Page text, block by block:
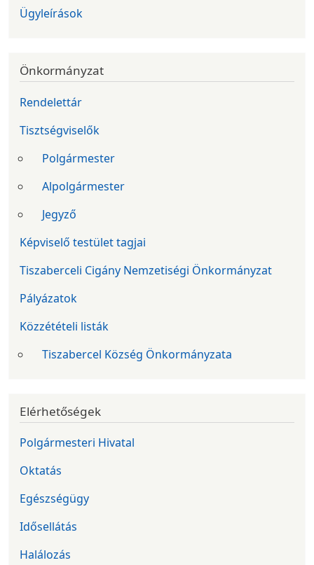
Ügyleírások
Önkormányzat
Rendelettár
Tisztségviselők
Polgármester
Alpolgármester
Jegyző
Képviselő testület tagjai
Tiszaberceli Cigány Nemzetiségi Önkormányzat
Pályázatok
Közzétételi listák
Tiszabercel Község Önkormányzata
Elérhetőségek
Polgármesteri Hivatal
Oktatás
Egészségügy
Idősellátás
Halálozás